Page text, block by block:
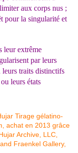
aux corps nus ;
pour la singularité et
leur extrême
par leurs
leurs traits distinctifs
leurs états